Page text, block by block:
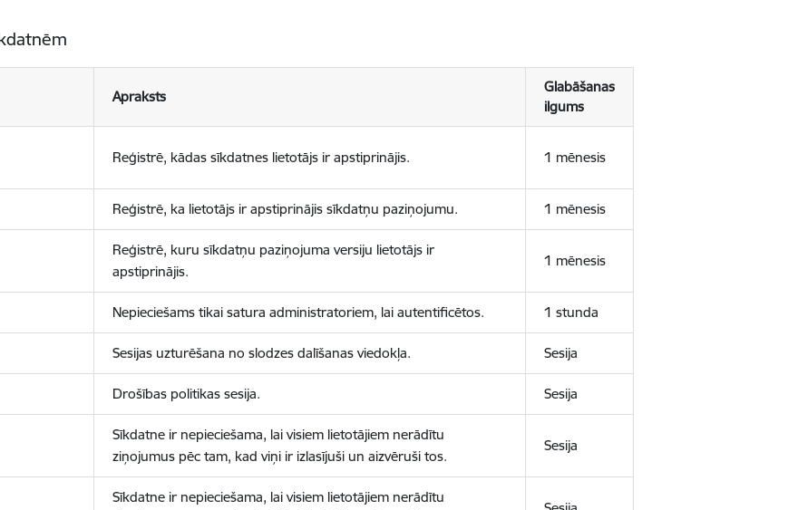
Apraksts
Glabāšanas
ilgums
Reģistrē, kādas sīkdatnes lietotājs ir apstiprinājis. 1 mēnesis
Reģistrē, ka lietotājs ir apstiprinājis sīkdatņu paziņojumu. 1 mēnesis
Reģistrē, kuru sīkdatņu paziņojuma versiju lietotājs ir
apstiprinājis.
1 mēnesis
Nepieciešams tikai satura administratoriem, lai autentificētos. 1 stunda
Sesijas uzturēšana no slodzes dalīšanas viedokļa. Sesija
Drošības politikas sesija. Sesija
Sīkdatne ir nepieciešama, lai visiem lietotājiem nerādītu
ziņojumus pēc tam, kad viņi ir izlasījuši un aizvēruši tos.
Sesija
Sīkdatne ir nepieciešama, lai visiem lietotājiem nerādītu